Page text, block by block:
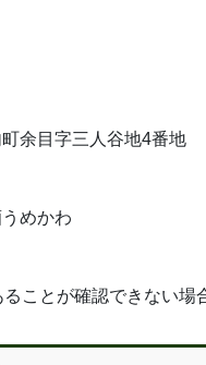
余目字三人谷地4番地
めかわ
ことが確認できない場